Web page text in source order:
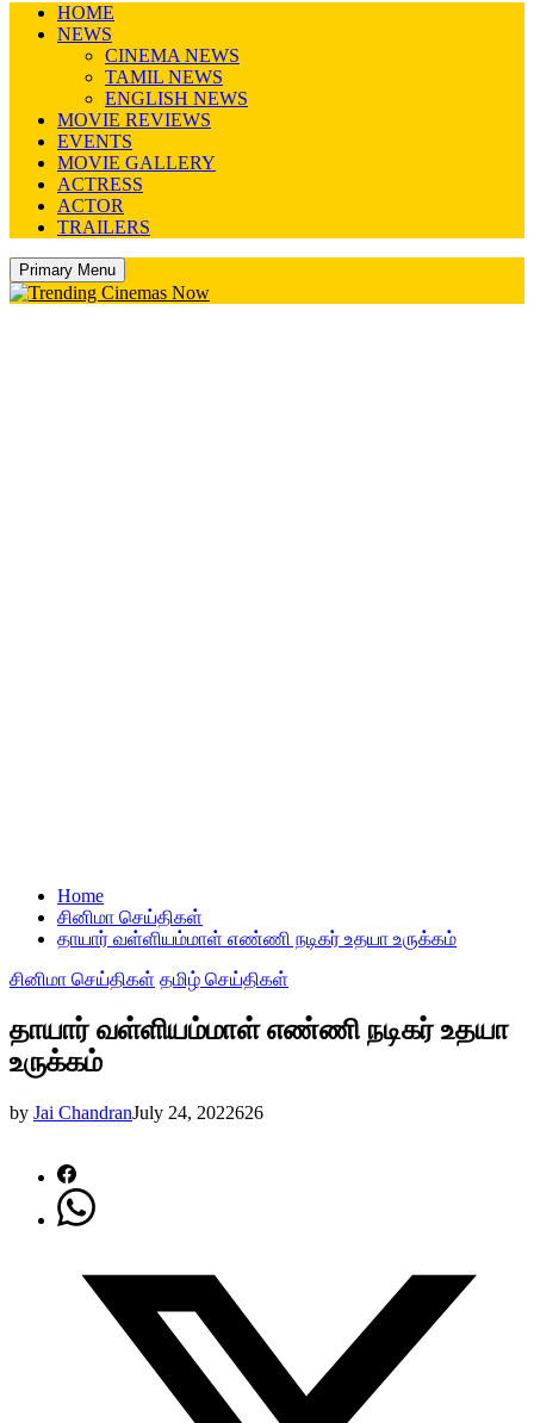
HOME
NEWS
CINEMA NEWS
TAMIL NEWS
ENGLISH NEWS
MOVIE REVIEWS
EVENTS
MOVIE GALLERY
ACTRESS
ACTOR
TRAILERS
Primary Menu
Home
சினிமா செய்திகள்
தாயார் வள்ளியம்மாள் எண்ணி நடிகர் உதயா உருக்கம்
சினிமா செய்திகள் தமிழ் செய்திகள்
தாயார் வள்ளியம்மாள் எண்ணி நடிகர் உதயா
உருக்கம்
by Jai ChandranJuly 24, 2022626